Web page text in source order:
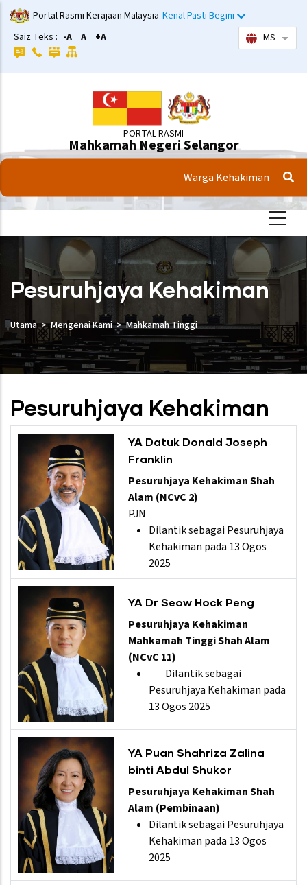
Langkau
ke
kandungan
utama
Portal Rasmi Kerajaan Malaysia Kenal Pasti Begini
Saiz Teks : -A A +A MS
PORTAL RASMI
Mahkamah Negeri Selangor
Warga Kehakiman
Pesuruhjaya Kehakiman
Utama Mengenai Kami Mahkamah Tinggi
Pesuruhjaya Kehakiman
YA Datuk Donald Joseph
Franklin
Pesuruhjaya Kehakiman Shah
Alam (NCvC 2)
PJN
Dilantik sebagai Pesuruhjaya
Kehakiman pada 13 Ogos
2025
YA Dr Seow Hock Peng
Pesuruhjaya Kehakiman
Mahkamah Tinggi Shah Alam
(NCvC 11)
Dilantik sebagai
Pesuruhjaya Kehakiman pada
13 Ogos 2025
YA Puan Shahriza Zalina
binti Abdul Shukor
Pesuruhjaya Kehakiman Shah
Alam (Pembinaan)
Dilantik sebagai Pesuruhjaya
Kehakiman pada 13 Ogos
2025